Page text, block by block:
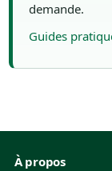
demande.
Guides
À propos